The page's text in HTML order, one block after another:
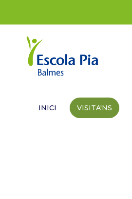
INICI VISITA'NS